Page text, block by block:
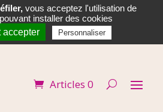
 
Articles 0
vous acceptez l'utilisation de
installer des cookies
accepter
Personnaliser